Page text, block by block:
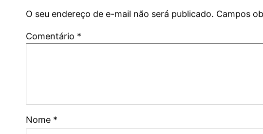
O seu endereço de e-mail não será publicado. Campos
Comentário *
Nome *